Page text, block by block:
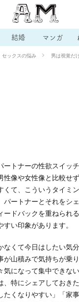
結婚 マンガ
セックスの悩み 男は視覚だ
ートナーの性欲スイッ
性像や女性像と比較せ
くて、こういうタイミ
パートナーとそれをシ
ードバックを重ねられ
い印象があります。
なくて今日はしたい気
が山積みで気持ちが乗
気になって集中できな
、特にシェアしておき
たくなりやすい」「家
# 男の本音 # セフレ
う方法 # マッチングア
# 体の相性 # イケない